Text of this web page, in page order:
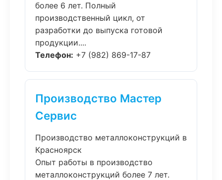
более 6 лет. Полный
производственный цикл, от
разработки до выпуска готовой
продукции....
Телефон: +7 (982) 869-17-87
Производство Мастер
Сервис
Производство металлоконструкций в
Красноярск
Опыт работы в производство
металлоконструкций более 7 лет.